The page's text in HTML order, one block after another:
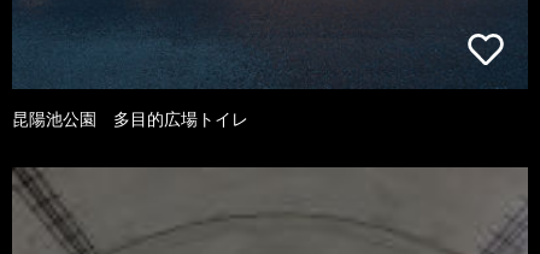
昆陽池公園 多目的広場トイレ